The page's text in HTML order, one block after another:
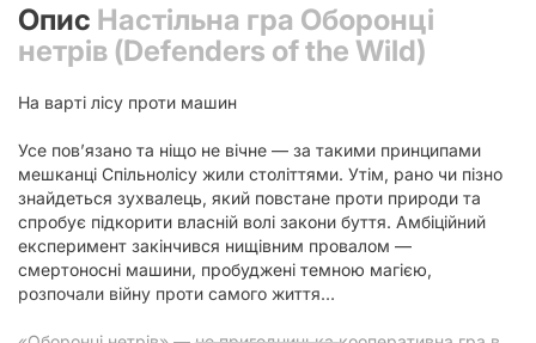
Опис Настільна гра Оборонці
нетрів (Defenders of the Wild)
На варті лісу проти машин
Усе пов’язано та ніщо не вічне — за такими принципами
мешканці Спільнолісу жили століттями. Утім, рано чи пізно
знайдеться зухвалець, який повстане проти природи та
спробує підкорити власній волі закони буття. Амбіційний
експеримент закінчився нищівним провалом —
смертоносні машини, пробуджені темною магією,
розпочали війну проти самого життя…